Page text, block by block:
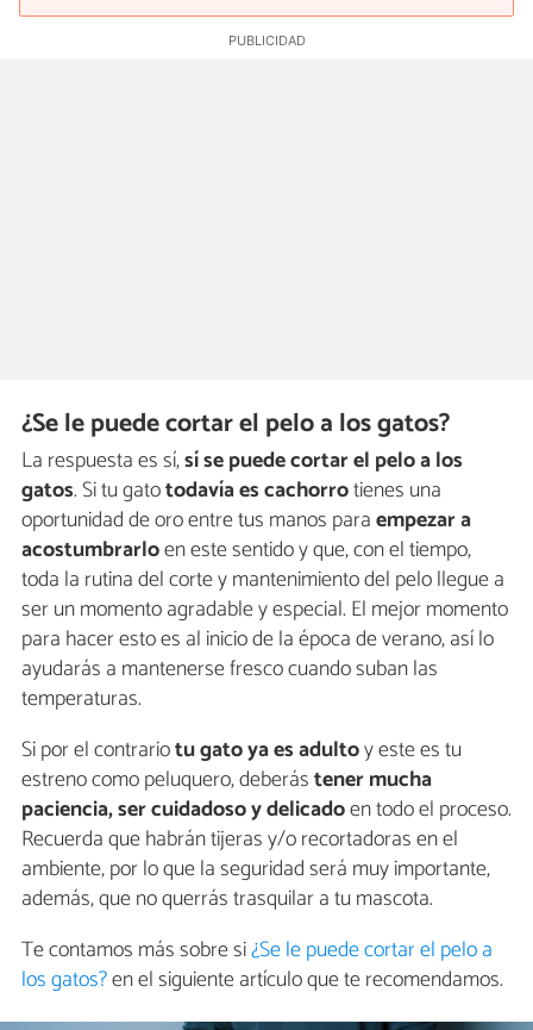
¿Se le puede cortar el pelo a los gatos?
La respuesta es sí,sí se puede cortar el pelo a los
gatos. Si tu gatotodavía es cachorrotienes una
oportunidad de oro entre tus manos paraempezar a
acostumbrarloen este sentido y que, con el tiempo,
toda la rutina del corte y mantenimiento del pelo llegue a
ser un momento agradable y especial. El mejor momento
para hacer esto es al inicio de la época de verano, así lo
ayudarás a mantenerse fresco cuando suban las
temperaturas.
Si por el contrariotu gato ya es adultoy este es tu
estreno como peluquero, deberástener mucha
paciencia, ser cuidadoso y delicadoen todo el proceso.
Recuerda que habrán tijeras y/o recortadoras en el
ambiente, por lo que la seguridad será muy importante,
además, que no querrás trasquilar a tu mascota.
Te contamos más sobre si¿Se le puede cortar el pelo a
los gatos?en el siguiente artículo que te recomendamos.